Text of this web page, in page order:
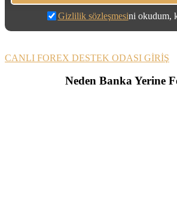
Gizlilik sözleşmesini okudum,
CANLI FOREX DESTEK ODASI GİRİŞ
Neden Banka Yerine